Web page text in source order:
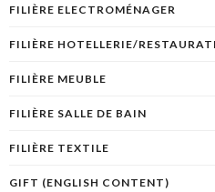
FILIÈRE ELECTROMÉNAGER
FILIÈRE HOTELLERIE/
FILIÈRE MEUBLE
FILIÈRE SALLE DE BAIN
FILIÈRE TEXTILE
GIFT (ENGLISH CONTENT)